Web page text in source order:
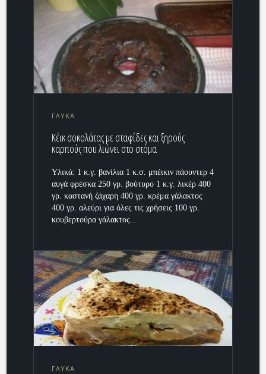
ΓΛΥΚΑ
Κέικ σοκολάτας με σταφίδες και ξηρούς
καρπούς που λιώνει στο στόμα
Υλικά: 1 κ.γ. βανίλια 1 κ.σ. μπέικιν πάουντερ 4
αυγά φρέσκα 250 γρ. βούτυρο 1 κ.γ. λικέρ 400
γρ. καστανή ζάχαρη 400 γρ. κρέμα γάλακτος
400 γρ. αλεύρι για όλες τις χρήσεις 100 γρ.
κουβερτούρα γάλακτος...
ΓΛΥΚΑ